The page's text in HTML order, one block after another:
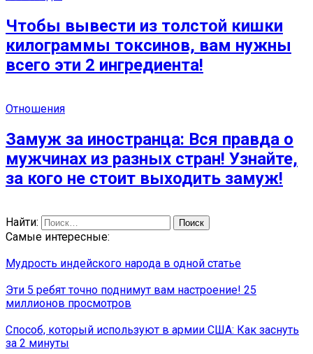
Чтобы вывести из толстой кишки
килограммы токсинов, вам нужны
всего эти 2 ингредиента!
Отношения
Замуж за иностранца: Вся правда о
мужчинах из разных стран! Узнайте,
за кого не стоит выходить замуж!
Найти:
Самые интересные:
Мудрость индейского народа в одной статье
Эти 5 ребят точно поднимут вам настроение! 25
миллионов просмотров
Способ, который используют в армии США: Как заснуть
за 2 минуты